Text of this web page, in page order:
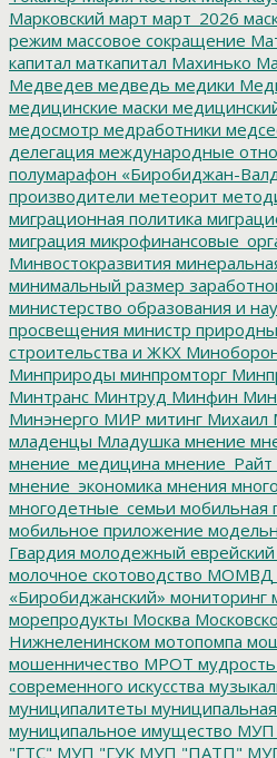
Марковский март март_2026
режим массовое сокращение
капитал маткапитал Махинько
Медведев медведь медики
медицинские маски
медосмотр медработники
делегация международные
полумарафон «Биробиджан-
производители метеорит
миграционная политика
миграция
Минвостокразвития
минимальный размер
министерство образования и
просвещения министр
строительства и ЖКХ
Минприроды минпромторг
Минтранс Минтруд Минфин
Минэнерго МИР митинг Михаил
младенцы Младушка мнение
мнение_медицина мнение_Райт
мнение_экономика мнения
многодетные_семьи мобильная
мобильное приложение
Гвардия молодежный
молочное скотоводство МОМВД
«Биробиджанский» мониторинг
морепродукты Москва
Нижнеленинском мотопомпа
мошенничество МРОТ мудрость
современного искусства
муниципалитеты
муниципальное имущество МУП
"ГТС" МУП "ГУК МУП "ПАТП"